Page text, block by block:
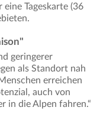
Tageskarte (36
geringerer
als Standort nah
erreichen
auch von
in die Alpen fahren.“